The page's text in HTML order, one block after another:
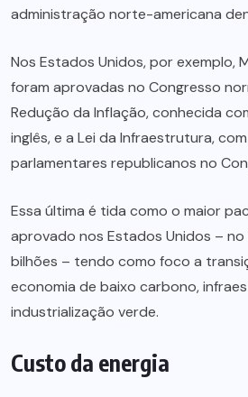
administração norte-americana
Nos Estados Unidos, por exemplo,
foram aprovadas no Congresso
Redução da Inflação, conhecida
inglês, e a Lei da Infraestrutura,
parlamentares republicanos no
Essa última é tida como o maior
aprovado nos Estados Unidos –
bilhões – tendo como foco a
economia de baixo carbono,
industrialização verde.
Custo da energia